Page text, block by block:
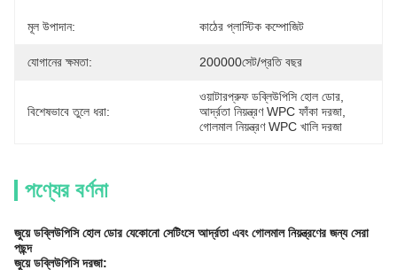
মূল উপাদান: কাঠের প্লাস্টিক কম্পোজিট
যোগানের ক্ষমতা: 200000সেট/প্রতি বছর
বিশেষভাবে তুলে ধরা:
ওয়াটারপ্রুফ ডব্লিউপিসি হোল ডোর
আর্দ্রতা নিয়ন্ত্রণ WPC ফাঁকা দরজা
গোলমাল নিয়ন্ত্রণ WPC খালি দরজা
পণ্যের বর্ণনা
জুয়ে ডব্লিউপিসি হোল ডোর যেকোনো সেটিংসে আর্দ্রতা এবং গোলমাল নিয়ন্ত্রণের জন্য সেরা
পছন্দ
জুয়ে ডব্লিউপিসি দরজা: